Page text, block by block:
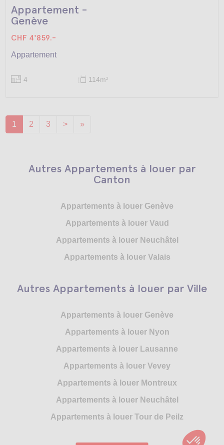
Appartement -
Genève
CHF 4'859.-
Appartement
4 114m2
1 2 3 > »
Autres Appartements à louer par
Canton
Appartements à louer Genève
Appartements à louer Vaud
Appartements à louer Neuchâtel
Appartements à louer Valais
Autres Appartements à louer par Ville
Appartements à louer Genève
Appartements à louer Nyon
Appartements à louer Lausanne
Appartements à louer Vevey
Appartements à louer Montreux
Appartements à louer Neuchâtel
Appartements à louer Tour de Peilz